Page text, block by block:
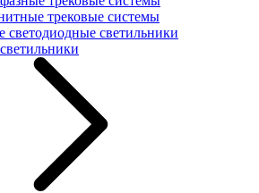
трековые системы
светодиодные светильники